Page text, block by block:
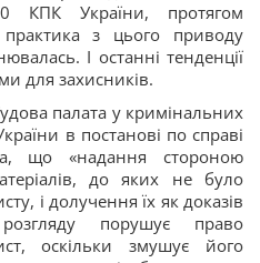
КПК України, протягом
з цього приводу
І останні тенденції
для захисників.
палата у кримінальних
в постанові по справі
що «надання стороною
до яких не було
і долучення їх як доказів
порушує право
оскільки змушує його